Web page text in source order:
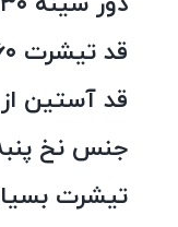
قد تیشرت ۶۰ سانتیمتر
قد آستین از کنار
جنس نخ
تیشرت